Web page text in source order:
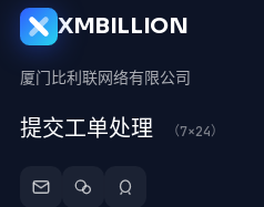
XMBILLION
厦门比利联网络有限公司
提交工单处理 （7×24）